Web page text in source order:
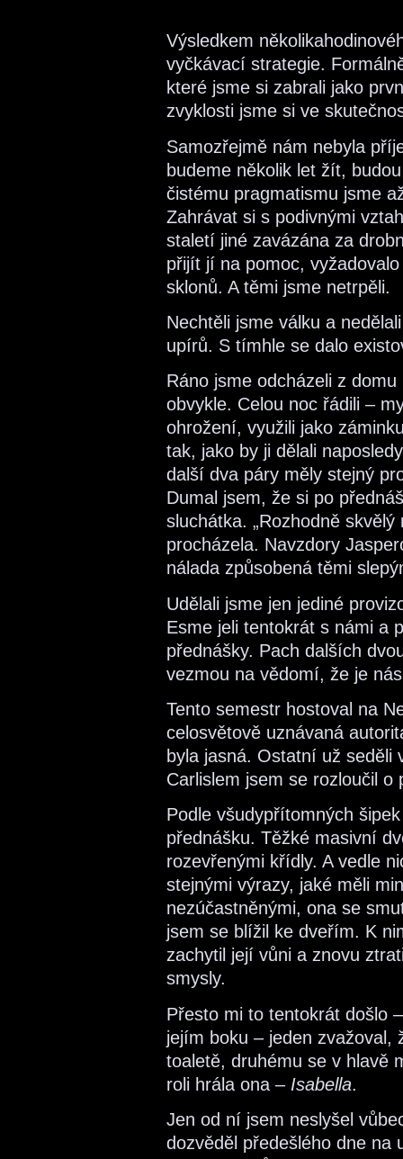
Výsledkem
vyčkávací strategie.
které jsme si zabrali jako
zvyklosti jsme si ve
Samozřejmě nám nebyla
budeme několik let žít,
čistému pragmatismu jsme
Zahrávat si s podivnými
staletí jiné zavázána za
přijít jí na pomoc,
sklonů. A těmi jsme netrpěli.
Nechtěli jsme válku a
upírů. S tímhle se dalo
Ráno jsme odcházeli z
obvykle. Celou noc řádili –
ohrožení, využili jako
tak, jako by ji dělali
další dva páry měly stejný
Dumal jsem, že si po
sluchátka. „Rozhodně
procházela. Navzdory
nálada způsobená těmi
Udělali jsme jen jediné
Esme jeli tentokrát s námi a
přednášky. Pach dalších
vezmou na vědomí, že je
Tento semestr hostoval na
celosvětově uznávaná
byla jasná. Ostatní už seděli
Carlislem jsem se rozloučil o
Podle všudypřítomných
přednášku. Těžké masivní
rozevřenými křídly. A vedle
stejnými výrazy, jaké měli
nezúčastněnými, ona se
jsem se blížil ke dveřím. K
zachytil její vůni a znovu
smysly.
Přesto mi to tentokrát došlo
jejím boku – jeden zvažoval,
toaletě, druhému se v hlavě
roli hrála ona – Isabella.
Jen od ní jsem neslyšel
dozvěděl předešlého dne